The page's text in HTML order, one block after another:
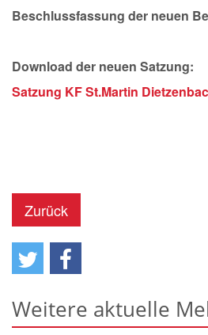
Beschlussfassung der neuen
Download der neuen Satzung:
Satzung KF St.Martin
Zurück
Weitere aktuelle